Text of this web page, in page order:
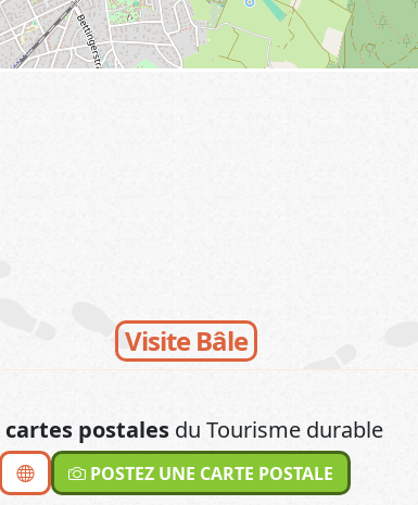
Visite Bâle
cartes postales du Tourisme durable
POSTEZ UNE CARTE POSTALE